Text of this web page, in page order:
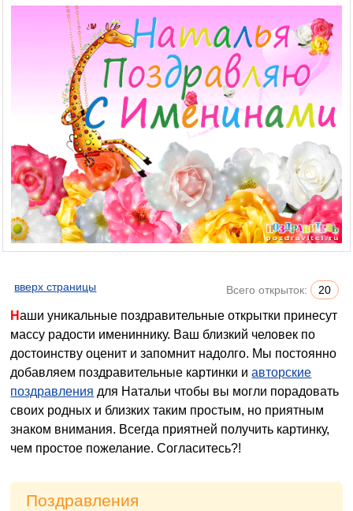
вверх страницы Всего открыток: 20
Наши уникальные поздравительные открытки принесут
массу радости имениннику. Ваш близкий человек по
достоинству оценит и запомнит надолго. Мы постоянно
добавляем поздравительные картинки иавторские
поздравления для Натальи чтобы вы могли порадовать
своих родных и близких таким простым, но приятным
знаком внимания. Всегда приятней получить картинку,
чем простое пожелание. Согласитесь?!
Поздравления